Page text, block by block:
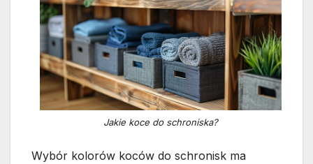
Jakie koce do schroniska?
Wybór kolorów koców do schronisk ma